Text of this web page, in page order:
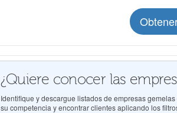
¿Quiere conocer las
Identifique y descargue listados de empresas
su competencia y encontrar clientes aplicando los